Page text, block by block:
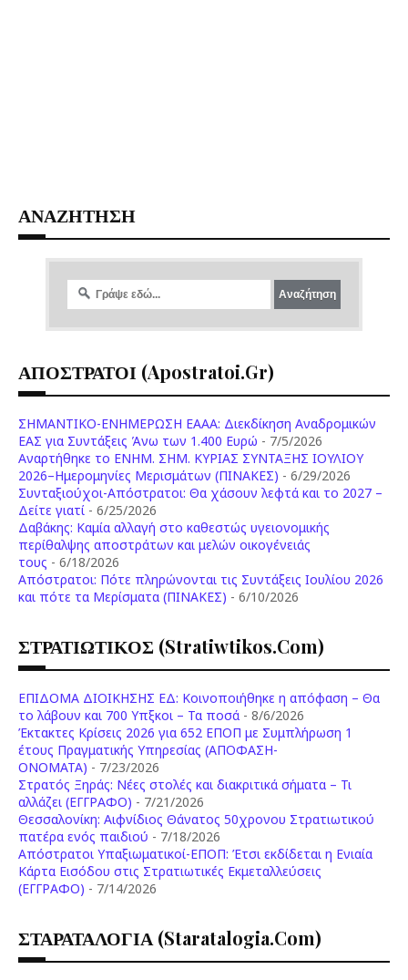
ΑΝΑΖΗΤΗΣΗ
ΑΠΟΣΤΡΑΤΟΙ (apostratoi.gr)
ΣΗΜΑΝΤΙΚΟ-ΕΝΗΜΕΡΩΣΗ ΕΑΑΑ: Διεκδίκηση Αναδρομικών
ΕΑΣ για Συντάξεις Άνω των 1.400 Ευρώ - 7/5/2026
Aναρτήθηκε το ENHM. ΣΗΜ. ΚΥΡΙΑΣ ΣΥΝΤΑΞΗΣ ΙΟΥΛΙΟΥ
2026–Ημερομηνίες Μερισμάτων (ΠΙΝΑΚΕΣ) - 6/29/2026
Συνταξιούχοι-Απόστρατοι: Θα χάσουν λεφτά και το 2027 –
Δείτε γιατί - 6/25/2026
Δαβάκης: Καμία αλλαγή στο καθεστώς υγειονομικής
περίθαλψης αποστράτων και μελών οικογένειάς
τους - 6/18/2026
Aπόστρατοι: Πότε πληρώνονται τις Συντάξεις Ιουλίου 2026
και πότε τα Μερίσματα (ΠΙΝΑΚΕΣ) - 6/10/2026
ΣΤΡΑΤΙΩΤΙΚΟΣ (stratiwtikos.com)
ΕΠΙΔΟΜΑ ΔΙΟΙΚΗΣΗΣ ΕΔ: Κοινοποιήθηκε η απόφαση – Θα
το λάβουν και 700 Υπξκοι – Τα ποσά - 8/6/2026
Έκτακτες Κρίσεις 2026 για 652 ΕΠΟΠ με Συμπλήρωση 1
έτους Πραγματικής Υπηρεσίας (ΑΠΟΦΑΣΗ-
ONOMATA) - 7/23/2026
Στρατός Ξηράς: Νέες στολές και διακριτικά σήματα – Τι
αλλάζει (ΕΓΓΡΑΦΟ) - 7/21/2026
Θεσσαλονίκη: Αιφνίδιος Θάνατος 50χρονου Στρατιωτικού
πατέρα ενός παιδιού - 7/18/2026
Απόστρατοι Υπαξιωματικοί-ΕΠΟΠ: Έτσι εκδίδεται η Ενιαία
Κάρτα Εισόδου στις Στρατιωτικές Εκμεταλλεύσεις
(ΕΓΓΡΑΦΟ) - 7/14/2026
ΣΤΑΡΑΤΑΛΟΓΙΑ (staratalogia.com)